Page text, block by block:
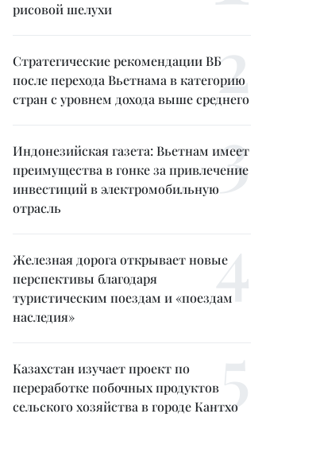
рисовой шелухи
Стратегические рекомендации ВБ
после перехода Вьетнама в категорию
стран с уровнем дохода выше среднего
Индонезийская газета: Вьетнам имеет
преимущества в гонке за привлечение
инвестиций в электромобильную
отрасль
Железная дорога открывает новые
перспективы благодаря
туристическим поездам и «поездам
наследия»
Казахстан изучает проект по
переработке побочных продуктов
сельского хозяйства в городе Кантхо